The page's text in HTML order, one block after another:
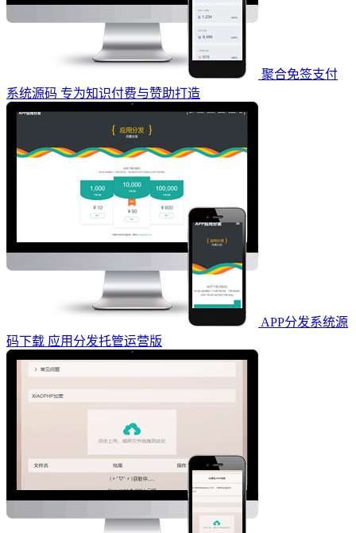
聚合免签支付
系统源码 专为知识付费与赞助打造
APP分发系统源
码下载 应用分发托管运营版